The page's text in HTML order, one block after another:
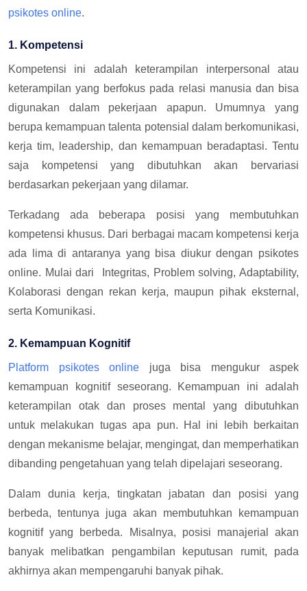
psikotes online.
1. Kompetensi
Kompetensi ini adalah keterampilan interpersonal atau
keterampilan yang berfokus pada relasi manusia dan bisa
digunakan dalam pekerjaan apapun. Umumnya yang
berupa kemampuan talenta potensial dalam berkomunikasi,
kerja tim, leadership, dan kemampuan beradaptasi. Tentu
saja kompetensi yang dibutuhkan akan bervariasi
berdasarkan pekerjaan yang dilamar.
Terkadang ada beberapa posisi yang membutuhkan
kompetensi khusus. Dari berbagai macam kompetensi kerja
ada lima di antaranya yang bisa diukur dengan psikotes
online. Mulai dari Integritas, Problem solving, Adaptability,
Kolaborasi dengan rekan kerja, maupun pihak eksternal,
serta Komunikasi.
2. Kemampuan Kognitif
Platform psikotes online juga bisa mengukur aspek
kemampuan kognitif seseorang. Kemampuan ini adalah
keterampilan otak dan proses mental yang dibutuhkan
untuk melakukan tugas apa pun. Hal ini lebih berkaitan
dengan mekanisme belajar, mengingat, dan memperhatikan
dibanding pengetahuan yang telah dipelajari seseorang.
Dalam dunia kerja, tingkatan jabatan dan posisi yang
berbeda, tentunya juga akan membutuhkan kemampuan
kognitif yang berbeda. Misalnya, posisi manajerial akan
banyak melibatkan pengambilan keputusan rumit, pada
akhirnya akan mempengaruhi banyak pihak.